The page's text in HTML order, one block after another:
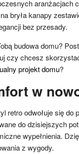
aranżacjach
bryła kanapy
bez przesady.
budowa domu?
czy chcesz
projekt domu?
w
retro odwołuje się do
do dzisiejszych
wypełnienia.
z wygody.